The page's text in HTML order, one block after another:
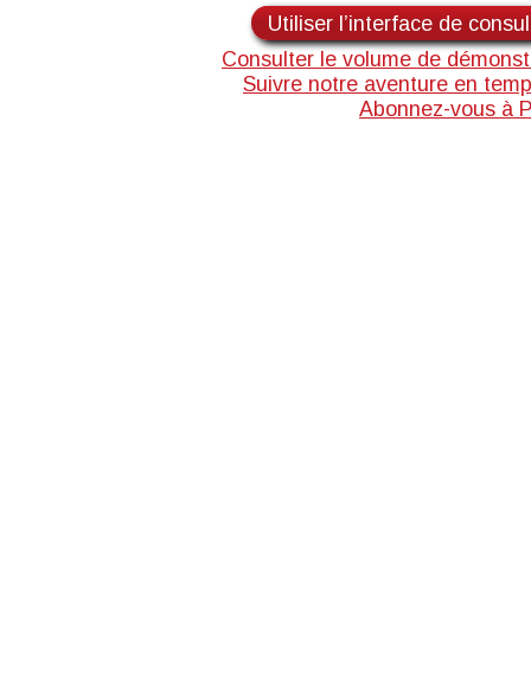
Utiliser l’interface de
Consulter le volume de
Suivre notre aventure en
Abonnez-vous à